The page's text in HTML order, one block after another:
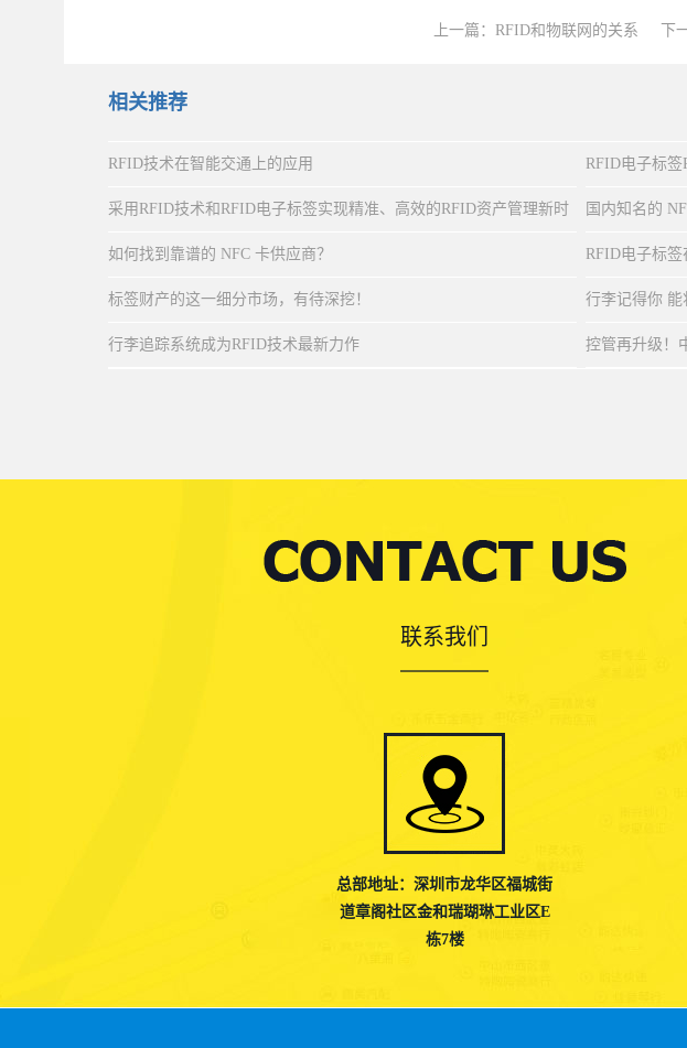
上一篇： RFID和物联网的关系 下
相关推荐
RFID技术在智能交通上的应用 RFID电子标
采用RFID技术和RFID电子标签实现精准、高效的RFID资产管理新时
代
国内知名的
如何找到靠谱的 NFC 卡供应商？ RFID电子标
标签财产的这一细分市场，有待深挖！ 行李记得你 能
行李追踪系统成为RFID技术最新力作 控管再升级！
联系我们
总部地址：深圳市龙华区福城街
道章阁社区金和瑞瑚琳工业区E
栋7楼